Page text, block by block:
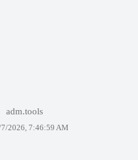
adm.tools
2026, 7:46:59 AM